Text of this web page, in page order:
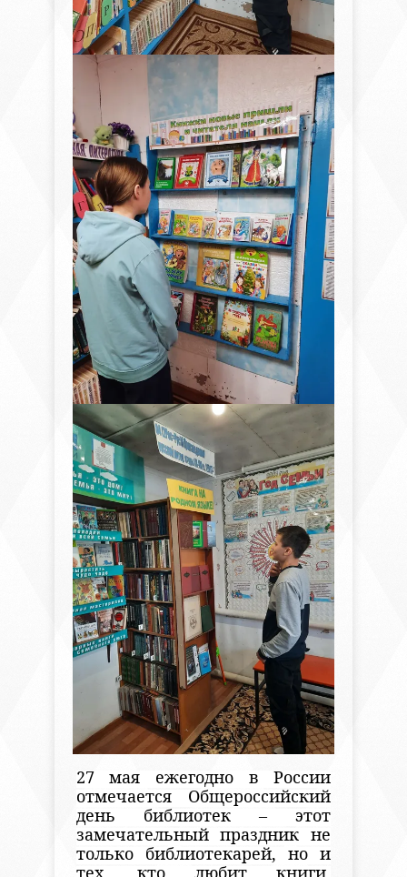
27 мая ежегодно в России
отмечается Общероссийский
день библиотек – этот
замечательный праздник не
только библиотекарей, но и
тех, кто любит книги,